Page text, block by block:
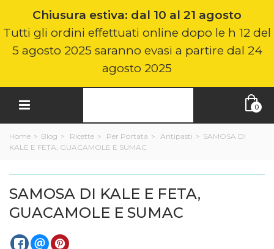
Chiusura estiva: dal 10 al 21 agosto
Tutti gli ordini effettuati online dopo le h 12 del
5 agosto 2025 saranno evasi a partire dal 24
agosto 2025
0
Home > Blog > Ricette > Per Portata > Antipasti > SAMOSA DI
KALE E FETA, GUACAMOLE E SUMAC
SAMOSA DI KALE E FETA,
GUACAMOLE E SUMAC